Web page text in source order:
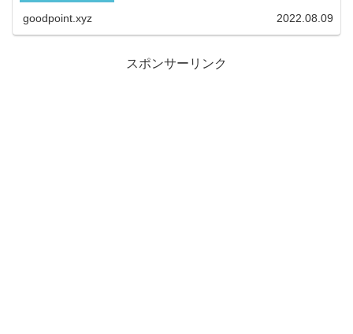
goodpoint.xyz 2022.08.09
スポンサーリンク